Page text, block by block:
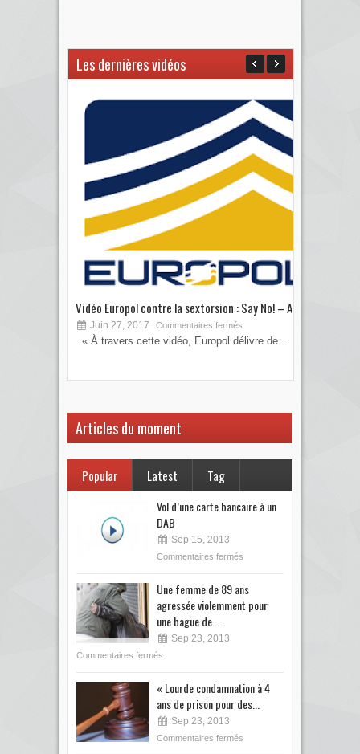
Les dernières vidéos
Vidéo Europol contre la sextorsion : Say No! – A...
Juin 27, 2017 Commentaires fermés
« À travers cette vidéo, Europol délivre de...
Articles du moment
Popular Latest Tag
Vol d’une carte bancaire à un
DAB
Sep 15, 2013
Commentaires fermés
Une femme de 89 ans
agressée violemment pour
une bague de...
Sep 23, 2013
Commentaires fermés
« Lourde condamnation à 4
ans de prison pour des...
Sep 23, 2013
Commentaires fermés